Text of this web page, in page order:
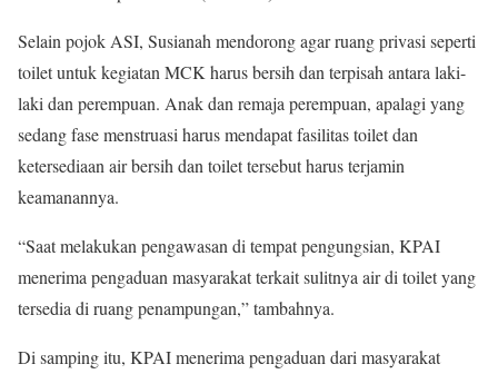
Selain pojok ASI, Susianah mendorong agar ruang privasi seperti
toilet untuk kegiatan MCK harus bersih dan terpisah antara laki-
laki dan perempuan. Anak dan remaja perempuan, apalagi yang
sedang fase menstruasi harus mendapat fasilitas toilet dan
ketersediaan air bersih dan toilet tersebut harus terjamin
keamanannya.
“Saat melakukan pengawasan di tempat pengungsian, KPAI
menerima pengaduan masyarakat terkait sulitnya air di toilet yang
tersedia di ruang penampungan,” tambahnya.
Di samping itu, KPAI menerima pengaduan dari masyarakat